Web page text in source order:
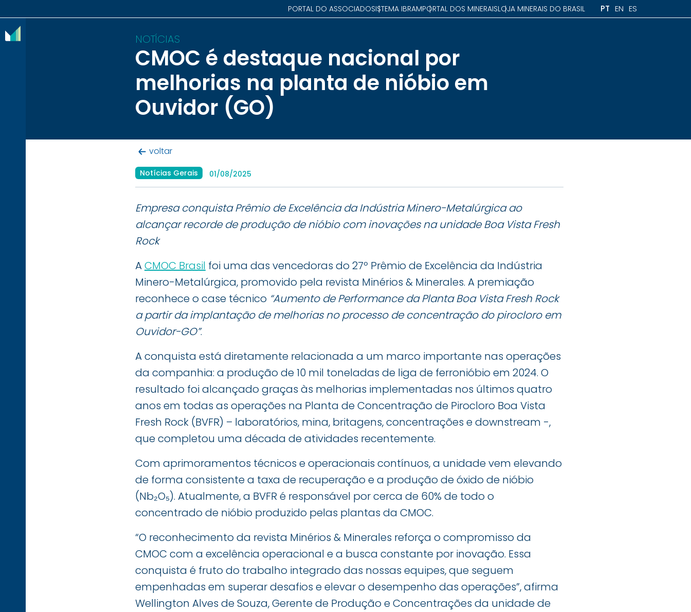
PORTAL DO ASSOCIADOSISTEMA IBRAMPORTAL DOS MINERAISLOJA MINERAIS DO BRASIL PT EN ES
NOTÍCIAS
CMOC é destaque nacional por
melhorias na planta de nióbio em
Ouvidor (GO)
voltar
Notícias Gerais 01/08/2025
Empresa conquista Prêmio de Excelência da Indústria Minero-Metalúrgica ao
alcançar recorde de produção de nióbio com inovações na unidade Boa Vista Fresh
Rock
ACMOC Brasil foi uma das vencedoras do 27º Prêmio de Excelência da Indústria
Minero-Metalúrgica, promovido pela revista Minérios & Minerales. A premiação
reconhece o case técnico “Aumento de Performance da Planta Boa Vista Fresh Rock
a partir da implantação de melhorias no processo de concentração do pirocloro em
Ouvidor-GO”.
A conquista está diretamente relacionada a um marco importante nas operações
da companhia: a produção de 10 mil toneladas de liga de ferronióbio em 2024. O
resultado foi alcançado graças às melhorias implementadas nos últimos quatro
anos em todas as operações na Planta de Concentração de Pirocloro Boa Vista
Fresh Rock (BVFR) – laboratórios, mina, britagens, concentrações e downstream -,
que completou uma década de atividades recentemente.
Com aprimoramentos técnicos e operacionais contínuos, a unidade vem elevando
de forma consistente a taxa de recuperação e a produção de óxido de nióbio
(Nb₂O₅). Atualmente, a BVFR é responsável por cerca de 60% de todo o
concentrado de nióbio produzido pelas plantas da CMOC.
“O reconhecimento da revista Minérios & Minerales reforça o compromisso da
CMOC com a excelência operacional e a busca constante por inovação. Essa
conquista é fruto do trabalho integrado das nossas equipes, que seguem
empenhadas em superar desafios e elevar o desempenho das operações”, afirma
Wellington Alves de Souza, Gerente de Produção e Concentrações da unidade de